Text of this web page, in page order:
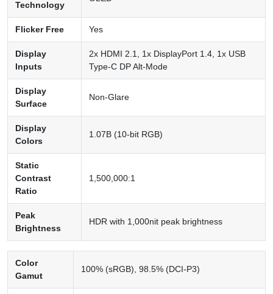
Technology
Flicker Free Yes
Display
Inputs
2x HDMI 2.1, 1x DisplayPort 1.4, 1x USB
Type-C DP Alt-Mode
Display
Surface
Non-Glare
Display
Colors
1.07B (10-bit RGB)
Static
Contrast
Ratio
1,500,000:1
Peak
Brightness
HDR with 1,000nit peak brightness
Color
Gamut
100% (sRGB), 98.5% (DCI-P3)